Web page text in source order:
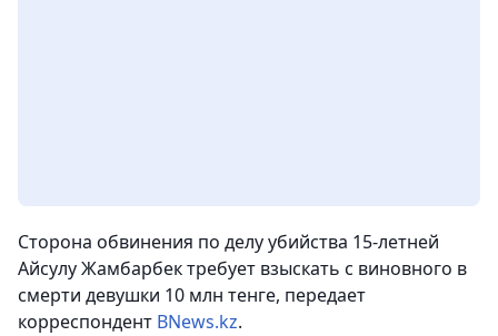
Сторона обвинения по делу убийства 15-летней
Айсулу Жамбарбек требует взыскать с виновного в
смерти девушки 10 млн тенге, передает
корреспондент BNews.kz.